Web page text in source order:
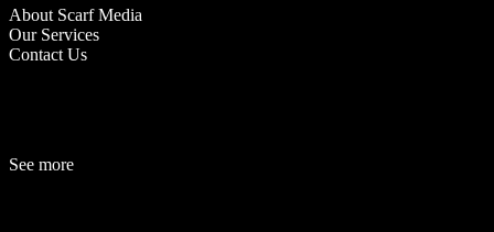
About Scarf Media
Our Services
Contact Us
See more